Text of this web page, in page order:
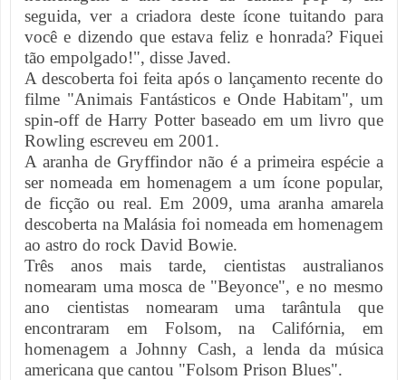
seguida, ver a criadora deste ícone tuitando para
você e dizendo que estava feliz e honrada? Fiquei
tão empolgado!", disse Javed.
A descoberta foi feita após o lançamento recente do
filme "Animais Fantásticos e Onde Habitam", um
spin-off de Harry Potter baseado em um livro que
Rowling escreveu em 2001.
A aranha de Gryffindor não é a primeira espécie a
ser nomeada em homenagem a um ícone popular,
de ficção ou real. Em 2009, uma aranha amarela
descoberta na Malásia foi nomeada em homenagem
ao astro do rock David Bowie.
Três anos mais tarde, cientistas australianos
nomearam uma mosca de "Beyonce", e no mesmo
ano cientistas nomearam uma tarântula que
encontraram em Folsom, na Califórnia, em
homenagem a Johnny Cash, a lenda da música
americana que cantou "Folsom Prison Blues".